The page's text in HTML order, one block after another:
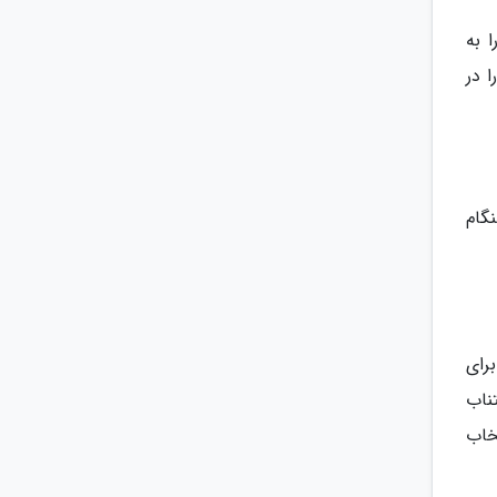
به
بازدید از این مجموعه اختصاص دهید. در این صورت زمان کافی برای بالارفتن از تپه ها و بازدید از غار Bodhidharma را در